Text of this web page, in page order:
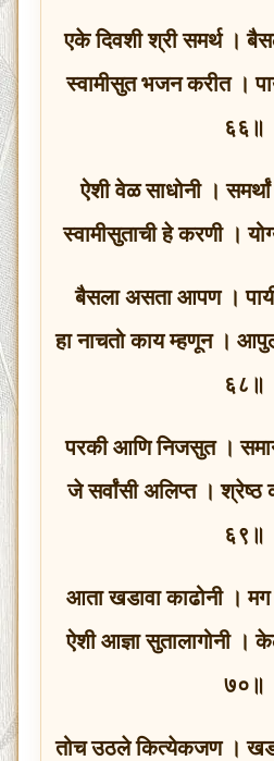
एके दिवशी श्री समर्थ ।
स्वामीसुत भजन करीत ।
६६॥
ऐशी वेळ साधोनी ।
स्वामीसुताची हे करणी ।
बैसला असता आपण ।
हा नाचतो काय म्हणून ।
६८॥
परकी आणि निजसुत ।
जे सर्वांसी अलिप्त । श्रेष्ठ
६९॥
आता खडावा काढोनी । मग
ऐशी आज्ञा सुतालागोनी ।
७०॥
तोच उठले कित्येकजण ।